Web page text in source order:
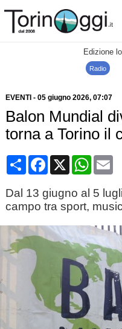
Edizione
Radio
EVENTI - 05 giugno 2026, 07:07
Balon Mundial
torna a Torino il
CondividiFacebook
X
Dal 13 giugno al 5
campo tra sport,